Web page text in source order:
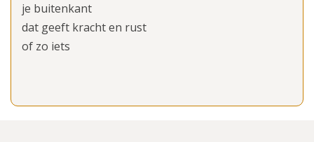
je buitenkant
dat geeft kracht en rust
of zo iets